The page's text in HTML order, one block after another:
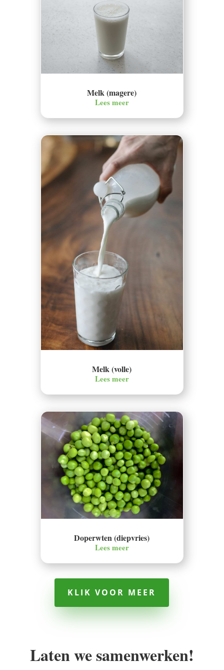
Melk (magere)
Lees meer
Melk (volle)
Lees meer
Doperwten (diepvries)
Lees meer
KLIK VOOR MEER
Laten we samenwerken!